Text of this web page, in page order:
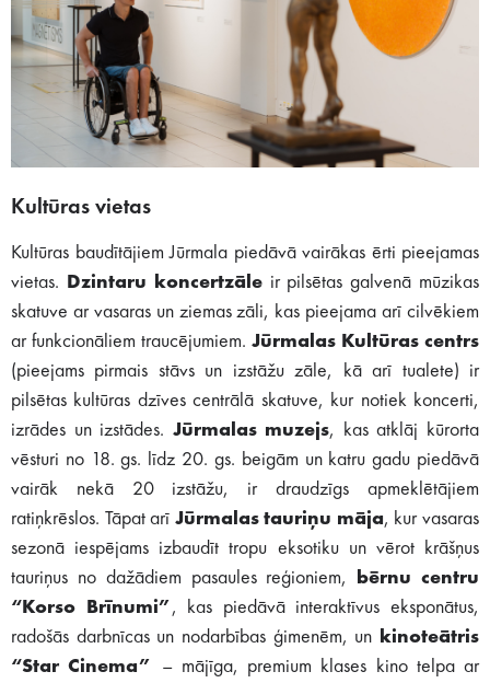
Kultūras vietas
Kultūras baudītājiem Jūrmala piedāvā vairākas ērti pieejamas
vietas.
Dzintaru koncertzāleir pilsētas galvenā mūzikas
skatuve ar vasaras un ziemas zāli, kas pieejama arī cilvēkiem
ar funkcionāliem traucējumiem. Jūrmalas Kultūras centrs
(pieejams pirmais stāvs un izstāžu zāle, kā arī tualete) ir
pilsētas kultūras dzīves centrālā skatuve, kur notiek koncerti,
izrādes un izstādes. Jūrmalas muzejs, kas atklāj kūrorta
vēsturi no 18. gs. līdz 20. gs. beigām un katru gadu piedāvā
vairāk nekā 20 izstāžu, ir draudzīgs apmeklētājiem
ratiņkrēslos. Tāpat arī Jūrmalas tauriņu māja, kur vasaras
sezonā iespējams izbaudīt tropu eksotiku un vērot krāšņus
tauriņus no dažādiem pasaules reģioniem,
bērnu centru
“Korso Brīnumi”, kas piedāvā interaktīvus eksponātus,
radošās darbnīcas un nodarbības ģimenēm, un kinoteātris
“Star Cinema” – mājīga, premium klases kino telpa ar